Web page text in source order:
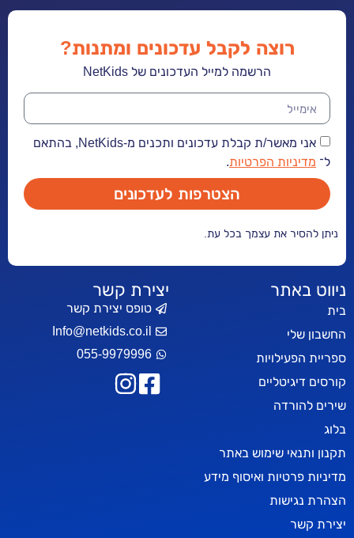
שימוש באתר
ואיסוף מידע
רוצה לקבל עדכונים ומתנות?
הרשמה למייל העדכונים של NetKids
אני מאשר/ת קבלת עדכונים ותכנים מ-NetKids, בהתאם
הפרטיות.
הצטרפות לעדכונים
את עצמך בכל עת.
יצירת קשר
טופס יצירת קשר
Info@netkids.co.il
055-9979996